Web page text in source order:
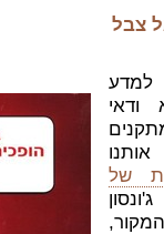
צבל
למדע
ודאי
של